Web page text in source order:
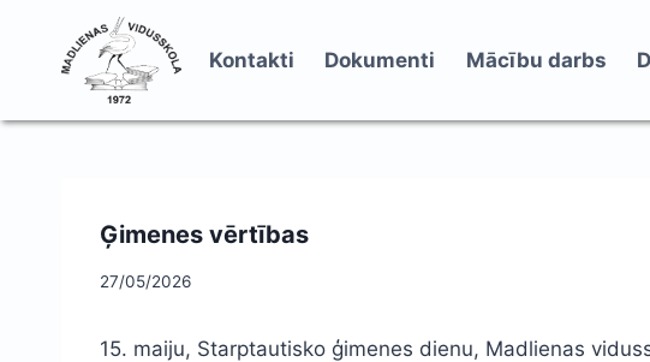
content
Kontakti Dokumenti Mācību darbs
Ģimenes vērtības
27/05/2026
15. maiju, Starptautisko ģimenes dienu, Madlienas